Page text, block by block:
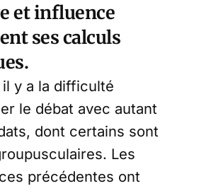
et influence
ses calculs
il y a la difficulté
le débat avec autant
dont certains sont
Les
précédentes ont